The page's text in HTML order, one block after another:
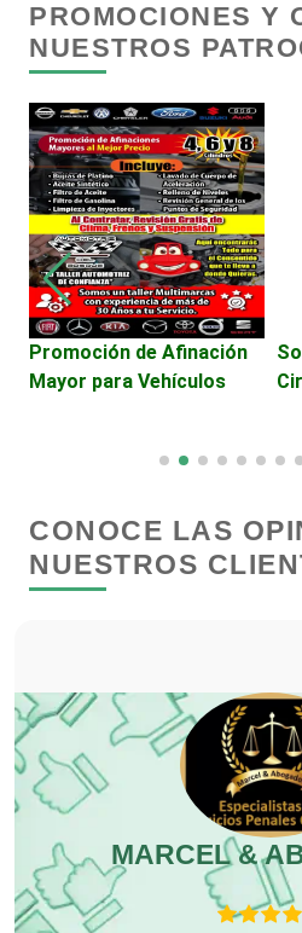
Cromadoras
Decoración de
Dentistas
Deportes
Depósitos Dentales
Desarrollo de
Dulcerías
Edecanes
Editores
PROMOCIONES Y
NUESTROS
Promoción de Afinación
Mayor para Vehículos
CONOCE LAS
NUESTROS
MARCEL &